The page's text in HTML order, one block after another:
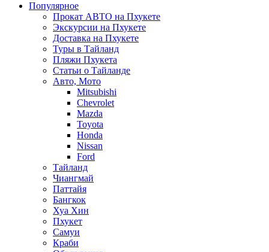
Популярное
Прокат АВТО на Пхукете
Экскурсии на Пхукете
Доставка на Пхукете
Туры в Тайланд
Пляжи Пхукета
Статьи о Тайланде
Авто, Мото
Mitsubishi
Chevrolet
Mazda
Toyota
Honda
Nissan
Ford
Тайланд
Чиангмай
Паттайя
Бангкок
Хуа Хин
Пхукет
Самуи
Краби